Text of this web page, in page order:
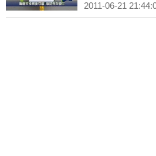
2011-06-21